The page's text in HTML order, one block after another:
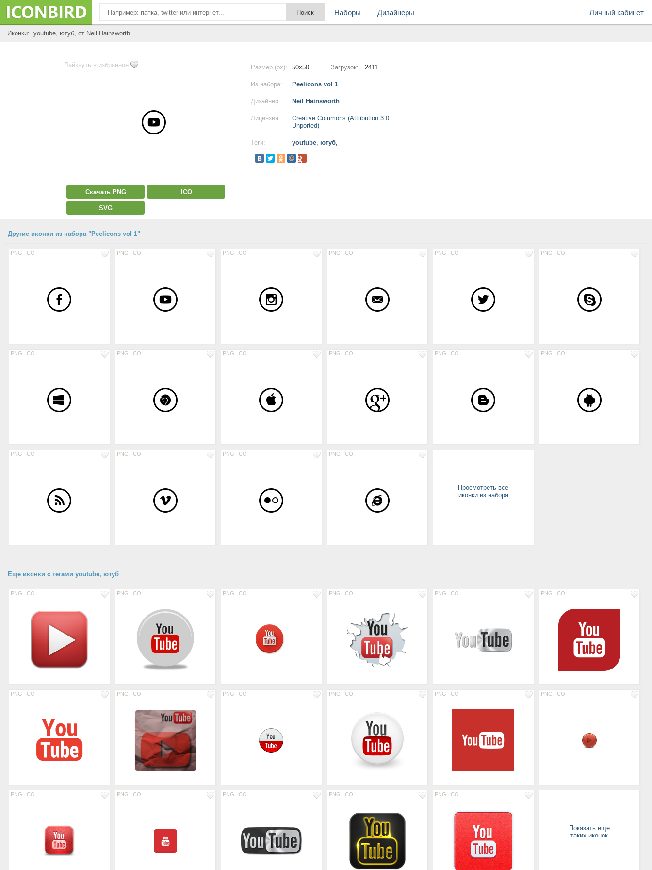
Личный кабинет
Наборы Дизайнеры
Иконки: youtube, ютуб, от Neil Hainsworth
Лайкнуть в избранное
Скачать PNG ICO
SVG
Размер (px): 50x50 Загрузок: 2411
Из набора: Peelicons vol 1
Дизайнер: Neil Hainsworth
Лицензия:
Creative Commons (Attribution 3.0
Unported)
Теги: youtube, ютуб,
Другие иконки из набора "Peelicons vol 1"
PNG ICO PNG ICO PNG ICO PNG ICO PNG ICO PNG ICO
PNG ICO PNG ICO PNG ICO PNG ICO PNG ICO PNG ICO
PNG ICO PNG ICO PNG ICO PNG ICO
Просмотреть все
иконки из набора
Еще иконки с тегами youtube, ютуб
PNG ICO PNG ICO PNG ICO PNG ICO PNG ICO PNG ICO
PNG ICO PNG ICO PNG ICO PNG ICO PNG ICO PNG ICO
PNG ICO PNG ICO PNG ICO PNG ICO PNG ICO
Показать еще
таких иконок